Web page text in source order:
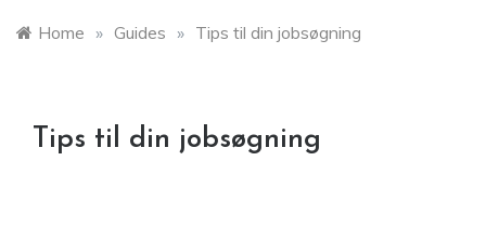
Home » Guides » Tips til din jobsøgning
Tips til din jobsøgning